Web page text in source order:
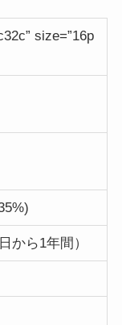
size=”16p
から1年間）